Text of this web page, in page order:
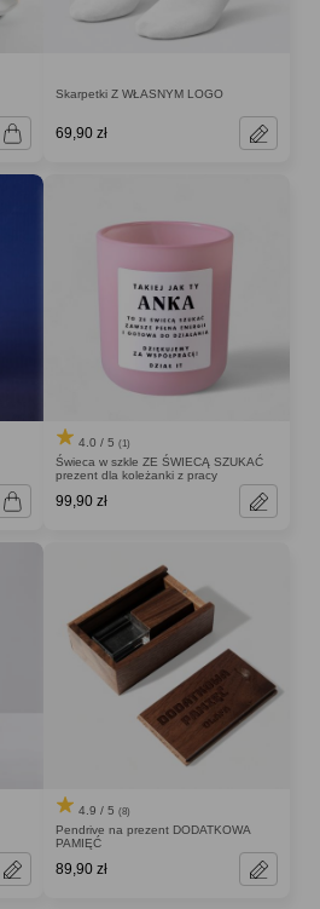
Skarpetki Z WŁASNYM LOGO
69,90 zł
4.0 / 5 (1)
Świeca w szkle ZE ŚWIECĄ SZUKAĆ
prezent dla koleżanki z pracy
99,90 zł
4.9 / 5 (8)
Pendrive na prezent DODATKOWA
PAMIĘĆ
89,90 zł